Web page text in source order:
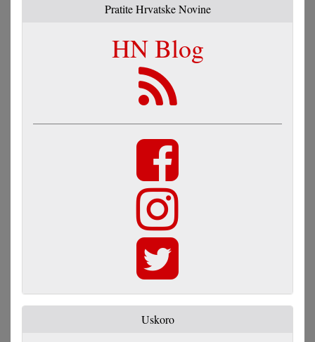
Pratite Hrvatske Novine
HN Blog
Uskoro